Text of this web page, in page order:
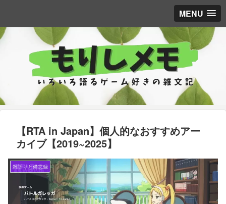
MENU
【RTA in Japan】個人的なおすすめアー
カイブ【2019~2025】
雑語りと備忘録